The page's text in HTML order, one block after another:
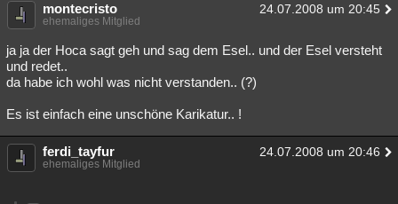
montecristo 24.07.2008 um 20:45
ehemaliges Mitglied
ja ja der Hoca sagt geh und sag dem Esel.. und der Esel versteht
und redet..
da habe ich wohl was nicht verstanden.. (?)
Es ist einfach eine unschöne Karikatur.. !
ferdi_tayfur 24.07.2008 um 20:46
ehemaliges Mitglied